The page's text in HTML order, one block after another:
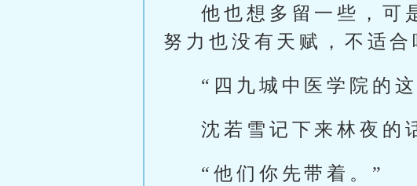
他也想多留一些，可
努力也没有天赋，不适合
“四九城中医学院的
沈若雪记下来林夜的
“他们你先带着。”